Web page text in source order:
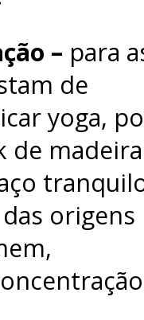
– para
de
yoga,
de madeira
origens